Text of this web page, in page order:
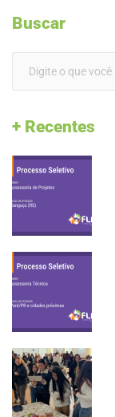
Buscar
+ Recentes